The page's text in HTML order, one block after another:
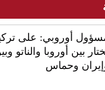
أوروبي: على
بين أوروبا والناتو
وحماس